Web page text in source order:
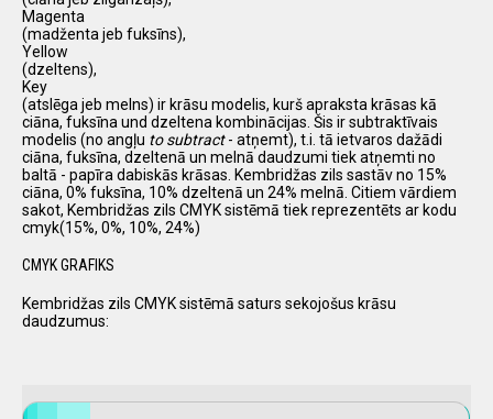
Magenta
(madženta jeb fuksīns),
Yellow
(dzeltens),
Key
(atslēga jeb melns) ir krāsu modelis, kurš apraksta krāsas kā
ciāna, fuksīna und dzeltena kombinācijas. Šis ir subtraktīvais
modelis (no angļu to subtract- atņemt), t.i. tā ietvaros dažādi
ciāna, fuksīna, dzeltenā un melnā daudzumi tiek atņemti no
baltā - papīra dabiskās krāsas. Kembridžas zils sastāv no 15%
ciāna, 0% fuksīna, 10% dzeltenā un 24% melnā. Citiem vārdiem
sakot, Kembridžas zils CMYK sistēmā tiek reprezentēts ar kodu
cmyk(15%, 0%, 10%, 24%)
CMYK GRAFIKS
Kembridžas zils CMYK sistēmā saturs sekojošus krāsu
daudzumus: